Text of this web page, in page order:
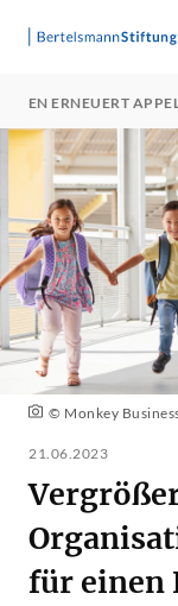
ERNEUERT
© Monkey
21.06.2023
für einen